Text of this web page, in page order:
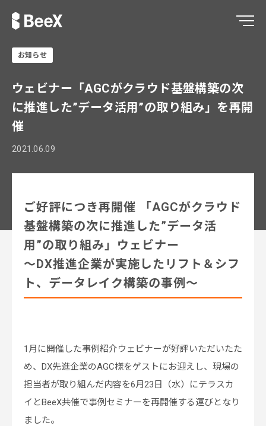
お知らせ
ウェビナー「AGCがクラウド基盤構築の次
に推進した”データ活用”の取り組み」を再開
催
2021.06.09
ご好評につき再開催 「AGCがクラウド
基盤構築の次に推進した”データ活
用”の取り組み」ウェビナー
～DX推進企業が実施したリフト＆シフ
ト、データレイク構築の事例～
1月に開催した事例紹介ウェビナーが好評いただいたた
め、DX先進企業のAGC様をゲストにお迎えし、現場の
担当者が取り組んだ内容を6月23日（水）にテラスカ
イとBeeX共催で事例セミナーを再開催する運びとなり
ました。